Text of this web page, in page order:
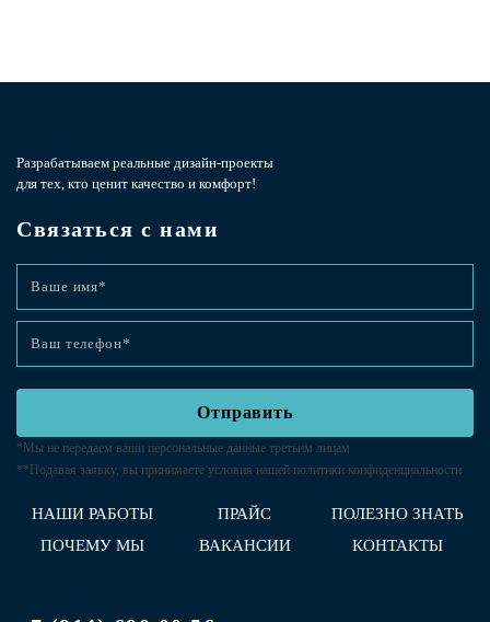
Разрабатываем реальные дизайн-проекты
для тех, кто ценит качество и комфорт!
Связаться с нами
*Мы не передаем ваши персональные данные третьим лицам
**Подавая заявку, вы принимаете условия нашей политики конфиденциальности
НАШИ РАБОТЫ ПРАЙС
ПОЛЕЗНО ЗНАТЬ
ПОЧЕМУ МЫ
ВАКАНСИИ КОНТАКТЫ